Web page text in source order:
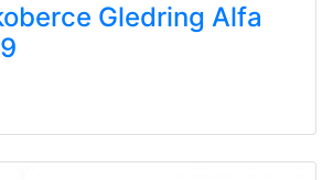
Gledring Alfa